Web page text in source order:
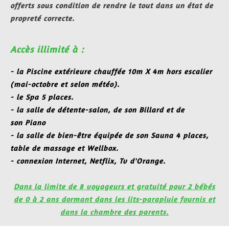
offerts sous condition de rendre le tout dans un état de
propreté correcte.
Accès illimité à :
- la Piscine extérieure chauffée 10m X 4m hors escalier
(mai-octobre et selon météo).
- le Spa 5 places.
- la salle de détente-salon, de son Billard et de
son Piano
- la salle de bien-être équipée de son Sauna 4 places,
table de massage et Wellbox.
- connexion Internet, Netflix, Tv d'Orange.
Dans la limitede 8 voyageurs et gratuité pour 2 bébés
de 0 à 2 ans dormant dans les lits-parapluie fournis et
dans la chambre des parents.